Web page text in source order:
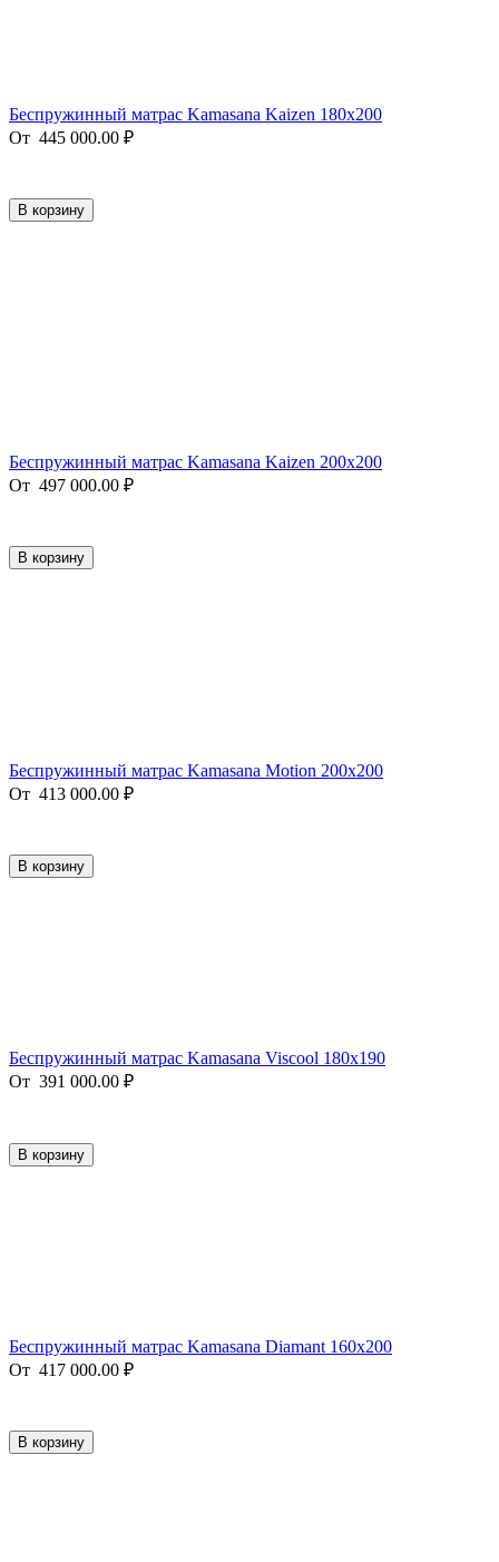
Беспружинный матрас Kamasana Kaizen 180x200
От 445 000.00 ₽
В корзину
Беспружинный матрас Kamasana Kaizen 200x200
От 497 000.00 ₽
В корзину
Беспружинный матрас Kamasana Motion 200x200
От 413 000.00 ₽
В корзину
Беспружинный матрас Kamasana Viscool 180х190
От 391 000.00 ₽
В корзину
Беспружинный матрас Kamasana Diamant 160x200
От 417 000.00 ₽
В корзину